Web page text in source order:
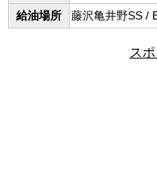
給油場所
藤沢亀井野SS /
ス